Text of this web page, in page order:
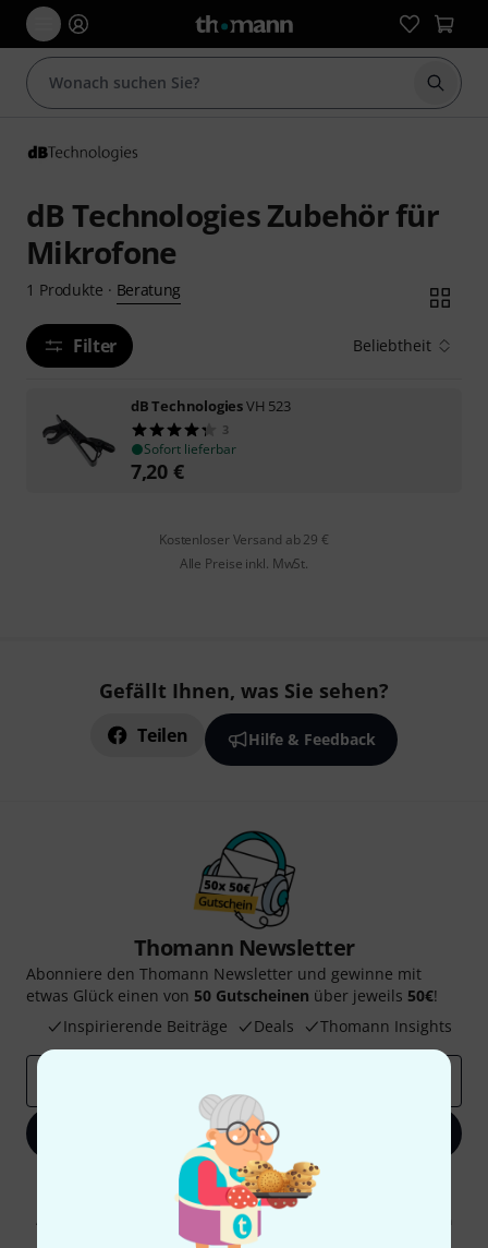
Suche
dB Technologies Zubehör für
Mikrofone
1 Produkte · Beratung
Filter Beliebtheit
dB TechnologiesVH 523
3
Sofort lieferbar
7,20 €
Kostenloser Versand ab 29 €
Alle Preise inkl. MwSt.
Gefällt Ihnen, was Sie sehen?
Teilen Hilfe & Feedback
Thomann Newsletter
Abonniere den Thomann Newsletter und gewinne mit
etwas Glück einen von 50 Gutscheinen über jeweils 50€!
Inspirierende Beiträge
Deals Thomann Insights
Jetzt anmelden
Mit Klick auf „Jetzt anmelden“ stimmen Sie dem Erhalt von E-Mail-
Werbung und einer Messung des E-Mail-Nutzungsverhaltens zu. Die
Abmeldung ist jederzeit möglich. Weitere Informationen finden Sie in
unseren
Datenschutzhinweisen